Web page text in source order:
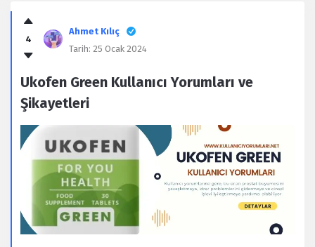
4
Ahmet Kılıç
Tarih: 25 Ocak 2024
Ukofen Green Kullanıcı Yorumları ve
Şikayetleri